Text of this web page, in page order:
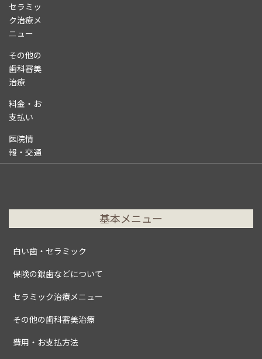
セラミッ
ク治療メ
ニュー
その他の
歯科審美
治療
料金・お
支払い
医院情
報・交通
基本メニュー
白い歯・セラミック
保険の銀歯などについて
セラミック治療メニュー
その他の歯科審美治療
費用・お支払方法